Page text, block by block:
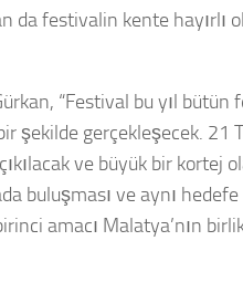
da festivalin kente hayırlı
“Festival bu yıl bütün
şekilde gerçekleşecek. 21
ve büyük bir kortej
buluşması ve aynı
amacı Malatya’nın